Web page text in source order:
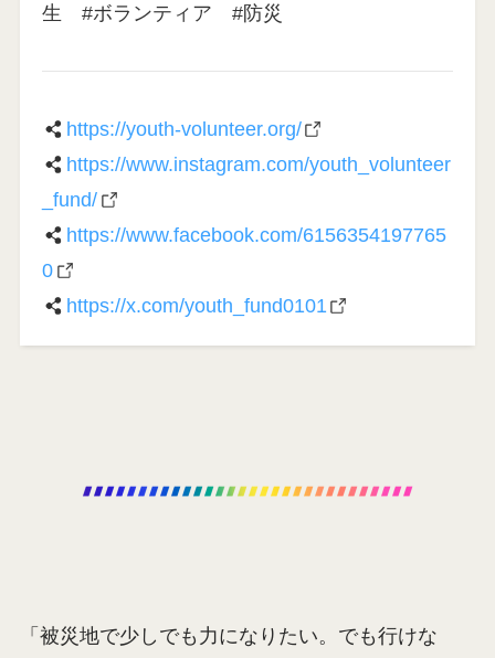
生 #ボランティア #防災
https://youth-volunteer.org/
https://www.instagram.com/youth_volunteer
_fund/
https://www.facebook.com/6156354197765
0
https://x.com/youth_fund0101
「被災地で少しでも力になりたい。でも行けな